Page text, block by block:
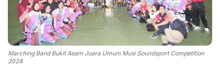
Marching Band Bukit Asam Juara Umum Musi Soundsport Competition
2024